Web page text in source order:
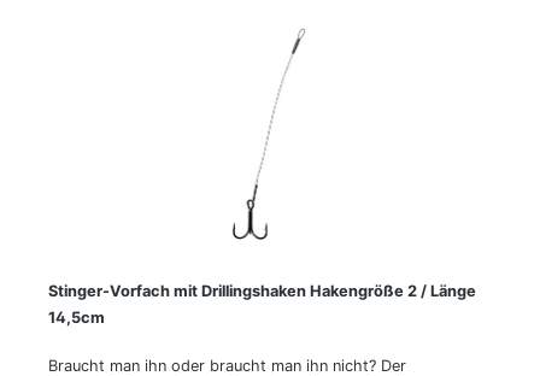
Stinger-Vorfach mit Drillingshaken Hakengröße 2 / Länge
14,5cm
Braucht man ihn oder braucht man ihn nicht? Der